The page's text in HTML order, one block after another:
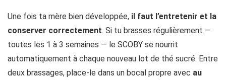
Une fois ta mère bien développée, il faut l’entretenir et la
conserver correctement. Si tu brasses régulièrement —
toutes les 1 à 3 semaines — le SCOBY se nourrit
automatiquement à chaque nouveau lot de thé sucré. Entre
deux brassages, place-le dans un bocal propre avec au